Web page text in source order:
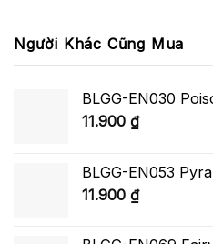
Người Khác Cũng Mua
BLGG-EN030
11.900 ₫
BLGG-EN053
11.900 ₫